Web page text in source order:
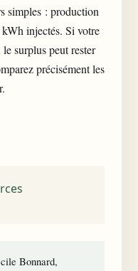
simples : production
injectés. Si votre
surplus peut rester
précisément les
Bonnard,